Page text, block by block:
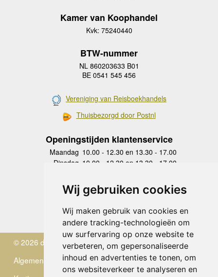
Wij gebruiken cookies
Wij maken gebruik van cookies en
andere tracking-technologieën om
uw surfervaring op onze website te
verbeteren, om gepersonaliseerde
inhoud en advertenties te tonen, om
ons websiteverkeer te analyseren en
Kamer van Koophandel
Kvk: 75240440
BTW-nummer
NL 860203633 B01
BE 0541 545 456
Vereniging van Reisboekhandels
Thuisbezorgd door Postnl
Openingstijden klantenservice
Maandag 10.00 - 12.30 en 13.30 - 17.00
Dinsdag 10.00 - 12.30 en 13.30 - 17.00
Donderdag
10.00 - 12.30 en 13.30 - 17.00
Vrijdag 10.00 - 12.30 en 13.30 - 17.00
Zaterdag
gesloten
Zondag gesloten
© 2026 de Zwerver
Algemene Voorwaarden